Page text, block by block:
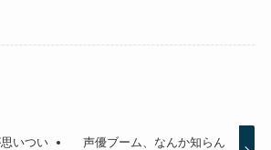
いつい
声優ブーム、なんか知らん